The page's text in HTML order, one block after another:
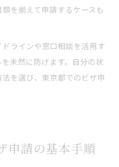
を揃えて申請するケースも
ラインや窓口相談を活用す
未然に防げます。自分の状
を選び、東京都でのビザ申
申請の基本手順